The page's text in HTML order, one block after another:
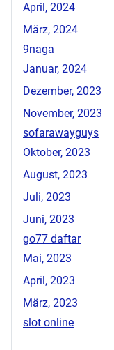
April, 2024
März, 2024
9naga
Januar, 2024
Dezember, 2023
November, 2023
sofarawayguys
Oktober, 2023
August, 2023
Juli, 2023
Juni, 2023
go77 daftar
Mai, 2023
April, 2023
März, 2023
slot online